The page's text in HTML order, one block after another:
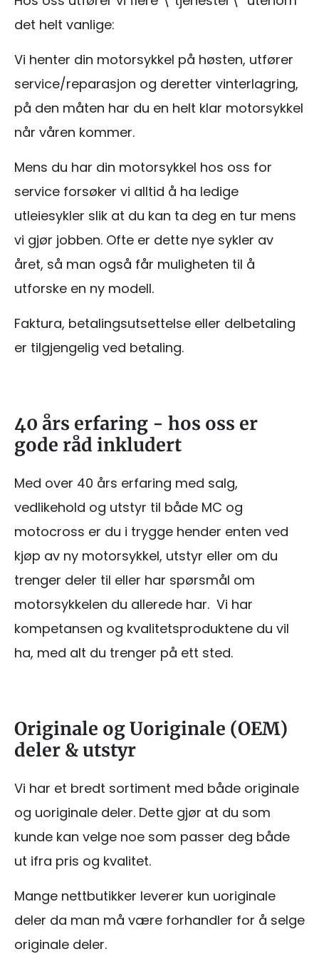
det helt vanlige:
Vi henter din motorsykkel på høsten, utfører
service/reparasjon og deretter vinterlagring,
på den måten har du en helt klar motorsykkel
når våren kommer.
Mens du har din motorsykkel hos oss for
service forsøker vi alltid å ha ledige
utleiesykler slik at du kan ta deg en tur mens
vi gjør jobben. Ofte er dette nye sykler av
året, så man også får muligheten til å
utforske en ny modell.
Faktura, betalingsutsettelse eller delbetaling
er tilgjengelig ved betaling.
40 års erfaring - hos oss er
gode råd inkludert
Med over 40 års erfaring med salg,
vedlikehold og utstyr til både MC og
motocross er du i trygge hender enten ved
kjøp av ny motorsykkel, utstyr eller om du
trenger deler til eller har spørsmål om
motorsykkelen du allerede har. Vi har
kompetansen og kvalitetsproduktene du vil
ha, med alt du trenger på ett sted.
Originale og Uoriginale (OEM)
deler & utstyr
Vi har et bredt sortiment med både originale
og uoriginale deler. Dette gjør at du som
kunde kan velge noe som passer deg både
ut ifra pris og kvalitet.
Mange nettbutikker leverer kun uoriginale
deler da man må være forhandler for å selge
originale deler.